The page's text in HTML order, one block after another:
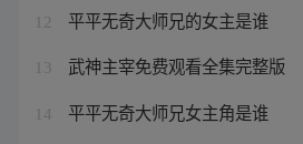
12 平平无奇大师兄的女主是谁
13 武神主宰免费观看全集完整版
14 平平无奇大师兄女主角是谁